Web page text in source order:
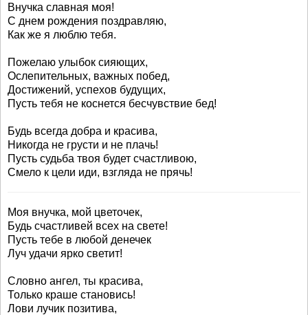
Внучка славная моя!
С днем рождения поздравляю,
Как же я люблю тебя.
Пожелаю улыбок сияющих,
Ослепительных, важных побед,
Достижений, успехов будущих,
Пусть тебя не коснется бесчувствие бед!
Будь всегда добра и красива,
Никогда не грусти и не плачь!
Пусть судьба твоя будет счастливою,
Смело к цели иди, взгляда не прячь!
Моя внучка, мой цветочек,
Будь счастливей всех на свете!
Пусть тебе в любой денечек
Луч удачи ярко светит!
Словно ангел, ты красива,
Только краше становись!
Лови лучик позитива,